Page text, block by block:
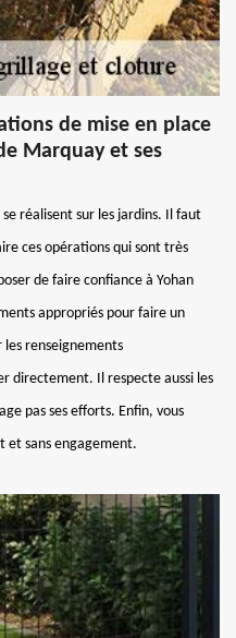
de mise en place
Marquay et ses
réalisent sur les jardins. Il faut
ces opérations qui sont très
de faire confiance à Yohan
appropriés pour faire un
renseignements
directement. Il respecte aussi les
pas ses efforts. Enfin, vous
et sans engagement.